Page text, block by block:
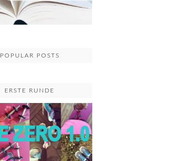
POPULAR POSTS
ERSTE RUNDE